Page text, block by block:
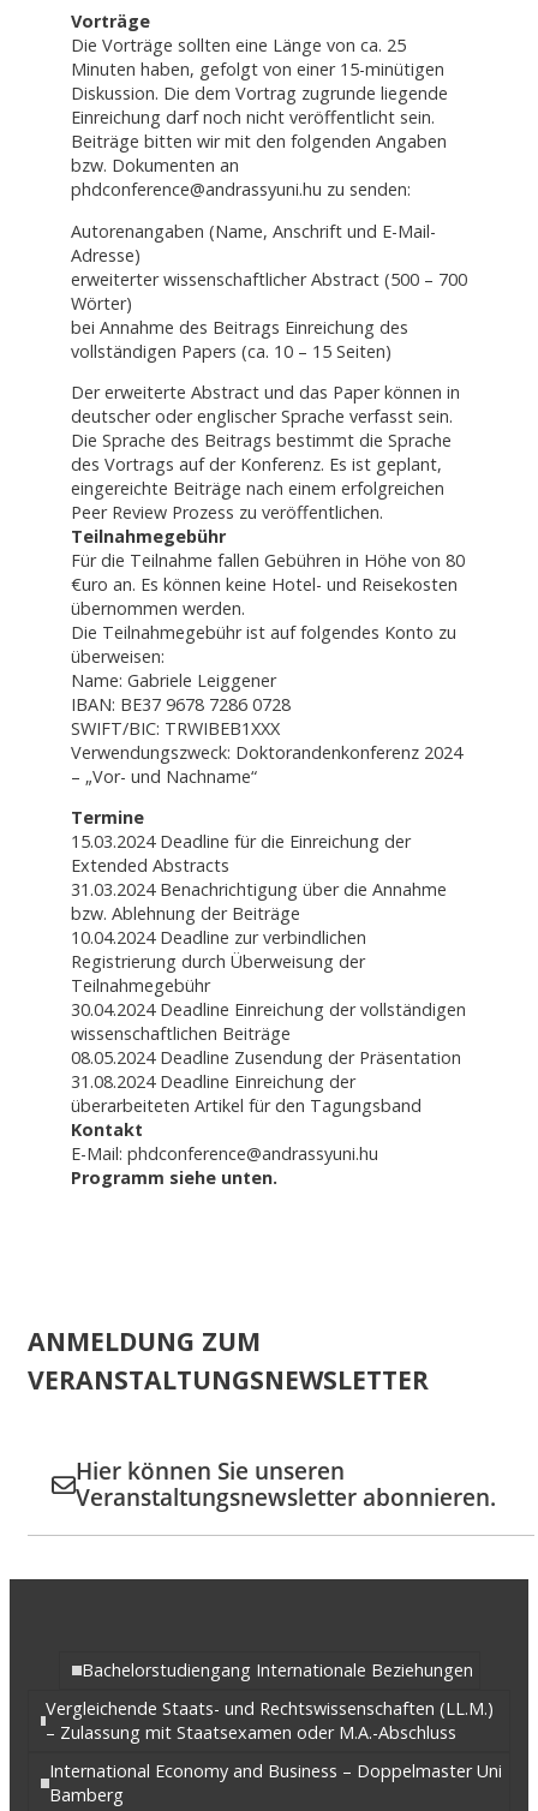
Vorträge
Die Vorträge sollten eine Länge von ca. 25
Minuten haben, gefolgt von einer 15-minütigen
Diskussion. Die dem Vortrag zugrunde liegende
Einreichung darf noch nicht veröffentlicht sein.
Beiträge bitten wir mit den folgenden Angaben
bzw. Dokumenten an
phdconference@andrassyuni.hu zu senden:
Autorenangaben (Name, Anschrift und E-Mail-
Adresse)
erweiterter wissenschaftlicher Abstract (500 – 700
Wörter)
bei Annahme des Beitrags Einreichung des
vollständigen Papers (ca. 10 – 15 Seiten)
Der erweiterte Abstract und das Paper können in
deutscher oder englischer Sprache verfasst sein.
Die Sprache des Beitrags bestimmt die Sprache
des Vortrags auf der Konferenz. Es ist geplant,
eingereichte Beiträge nach einem erfolgreichen
Peer Review Prozess zu veröffentlichen.
Teilnahmegebühr
Für die Teilnahme fallen Gebühren in Höhe von 80
€uro an. Es können keine Hotel- und Reisekosten
übernommen werden.
Die Teilnahmegebühr ist auf folgendes Konto zu
überweisen:
Name: Gabriele Leiggener
IBAN: BE37 9678 7286 0728
SWIFT/BIC: TRWIBEB1XXX
Verwendungszweck: Doktorandenkonferenz 2024
– „Vor- und Nachname“
Termine
15.03.2024 Deadline für die Einreichung der
Extended Abstracts
31.03.2024 Benachrichtigung über die Annahme
bzw. Ablehnung der Beiträge
10.04.2024 Deadline zur verbindlichen
Registrierung durch Überweisung der
Teilnahmegebühr
30.04.2024 Deadline Einreichung der vollständigen
wissenschaftlichen Beiträge
08.05.2024 Deadline Zusendung der Präsentation
31.08.2024 Deadline Einreichung der
überarbeiteten Artikel für den Tagungsband
Kontakt
E-Mail: phdconference@andrassyuni.hu
Programm siehe unten.
ANMELDUNG ZUM
VERANSTALTUNGSNEWSLETTER
Hier können Sie unseren
Veranstaltungsnewsletter abonnieren.
Bachelorstudiengang Internationale Beziehungen
Vergleichende Staats- und Rechtswissenschaften (LL.M.)
– Zulassung mit Staatsexamen oder M.A.-Abschluss
International Economy and Business – Doppelmaster Uni
Bamberg